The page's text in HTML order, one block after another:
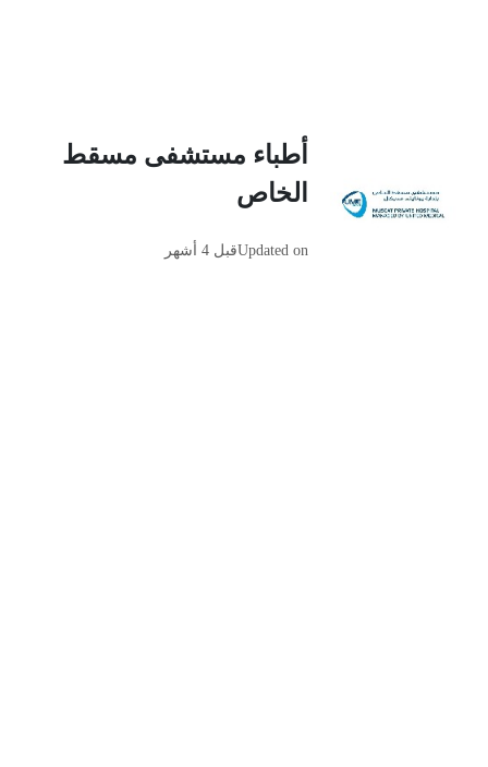
أطباء مستشفى مسقط
الخاص
Updated onقبل 4 أشهر